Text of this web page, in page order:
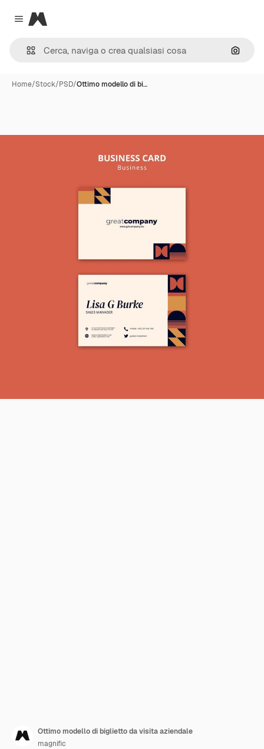
Close menu
Magnific
Cerca
Home/Stock/PSD/Ottimo modello di bi…
Ottimo modello di biglietto da visita aziendale
magnific